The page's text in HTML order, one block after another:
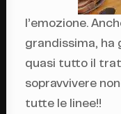
l’emozione.
grandissima, ha
quasi tutto il
sopravvivere
tutte le linee!!